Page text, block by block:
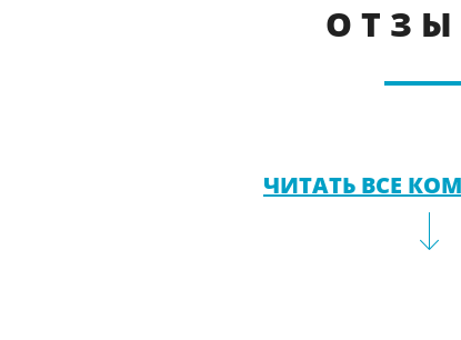
ЧИТАТЬ ВСЕ